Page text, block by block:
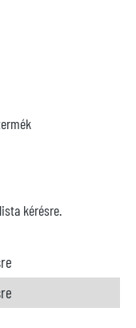
kérésre.